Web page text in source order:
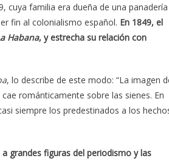
cuya familia era dueña de una panadería
fin al colonialismo español. En 1849, el
Habana, y estrecha su relación con
, lo describe de este modo: “La imagen
románticamente sobre las sienes. En
siempre los predestinados a los
grandes figuras del periodismo y las